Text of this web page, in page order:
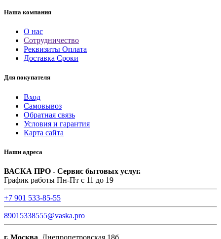
Наша компания
О нас
Сотрудничество
Реквизиты Оплата
Доставка Сроки
Для покупателя
Вход
Самовывоз
Обратная связь
Условия и гарантия
Карта сайта
Наши адреса
ВАСКА ПРО - Сервис бытовых услуг.
График работы Пн-Пт с 11 до 19
+7 901 533-85-55
89015338555@vaska.pro
г. Москва , Днепропетровская 18б.